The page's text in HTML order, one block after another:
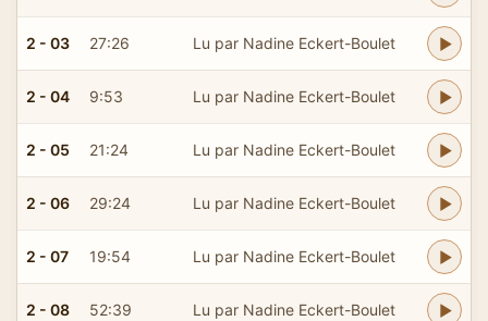
2 - 03 27:26 Lu par Nadine Eckert-Boulet
2 - 04 9:53 Lu par Nadine Eckert-Boulet
2 - 05 21:24 Lu par Nadine Eckert-Boulet
2 - 06 29:24 Lu par Nadine Eckert-Boulet
2 - 07 19:54 Lu par Nadine Eckert-Boulet
2 - 08 52:39 Lu par Nadine Eckert-Boulet